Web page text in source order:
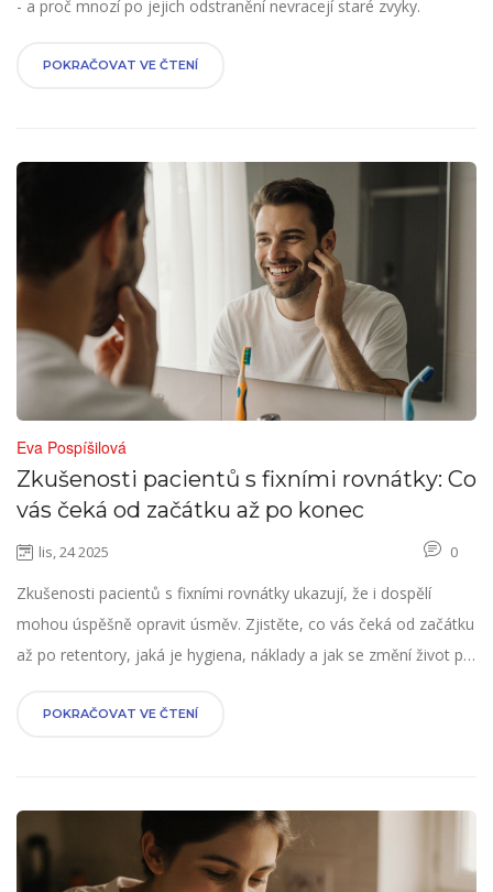
- a proč mnozí po jejich odstranění nevracejí staré zvyky.
POKRAČOVAT VE ČTENÍ
Eva Pospíšilová
Zkušenosti pacientů s fixními rovnátky: Co
vás čeká od začátku až po konec
lis, 24 2025 0
Zkušenosti pacientů s fixními rovnátky ukazují, že i dospělí
mohou úspěšně opravit úsměv. Zjistěte, co vás čeká od začátku
až po retentory, jaká je hygiena, náklady a jak se změní život po
POKRAČOVAT VE ČTENÍ